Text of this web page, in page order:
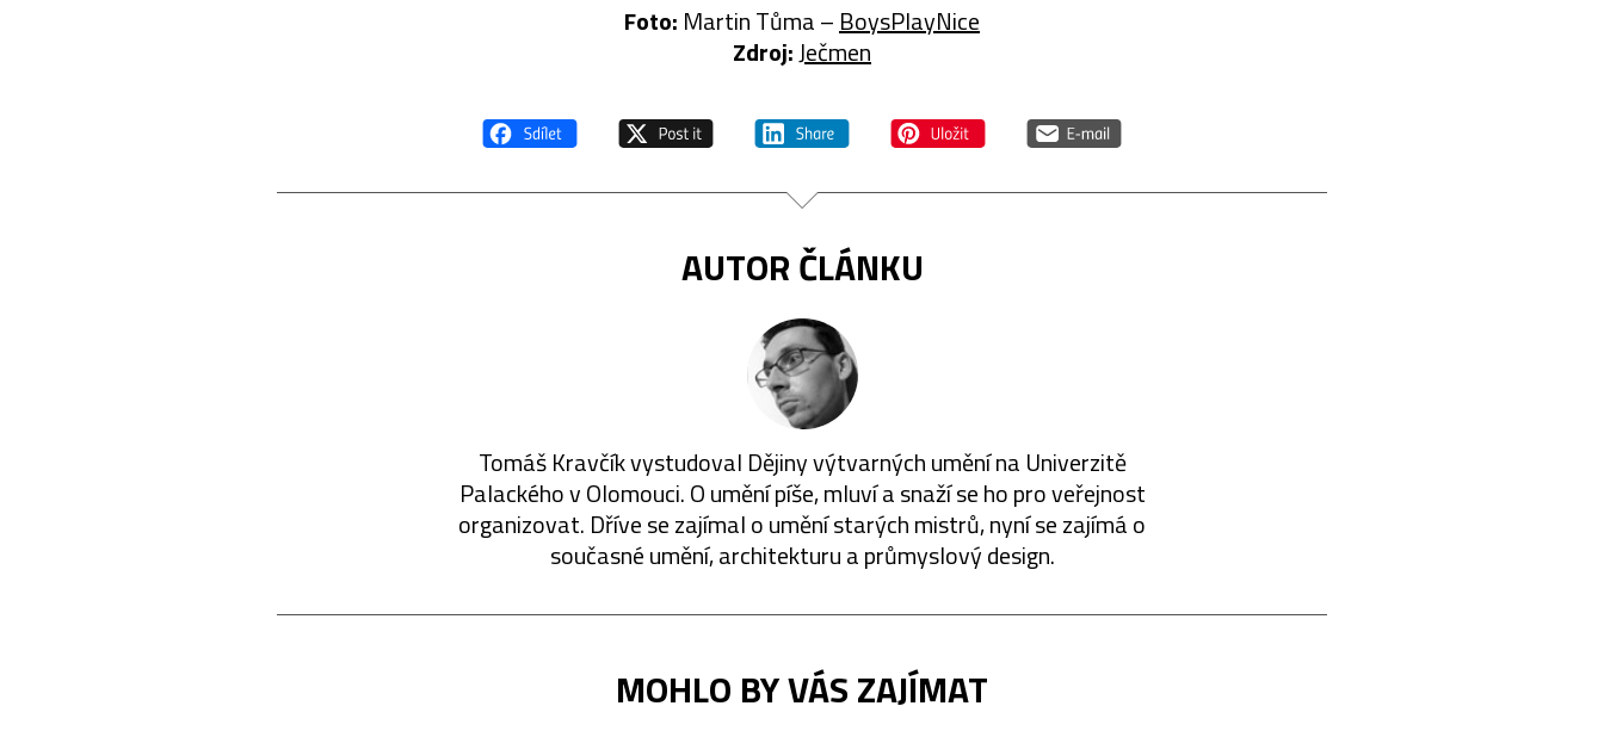
Foto: Martin Tůma – BoysPlayNice
Zdroj:Ječmen
AUTOR ČLÁNKU
Tomáš Kravčík vystudoval Dějiny výtvarných umění na Univerzitě
Palackého v Olomouci. O umění píše, mluví a snaží se ho pro veřejnost
organizovat. Dříve se zajímal o umění starých mistrů, nyní se zajímá o
současné umění, architekturu a průmyslový design.
MOHLO BY VÁS ZAJÍMAT